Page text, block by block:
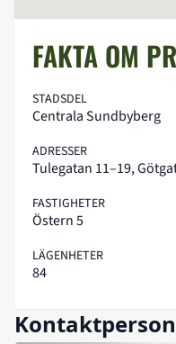
FAKTA OM
STADSDEL
Centrala Sundbyberg
ADRESSER
Tulegatan 11–19,
FASTIGHETER
Östern 5
LÄGENHETER
84